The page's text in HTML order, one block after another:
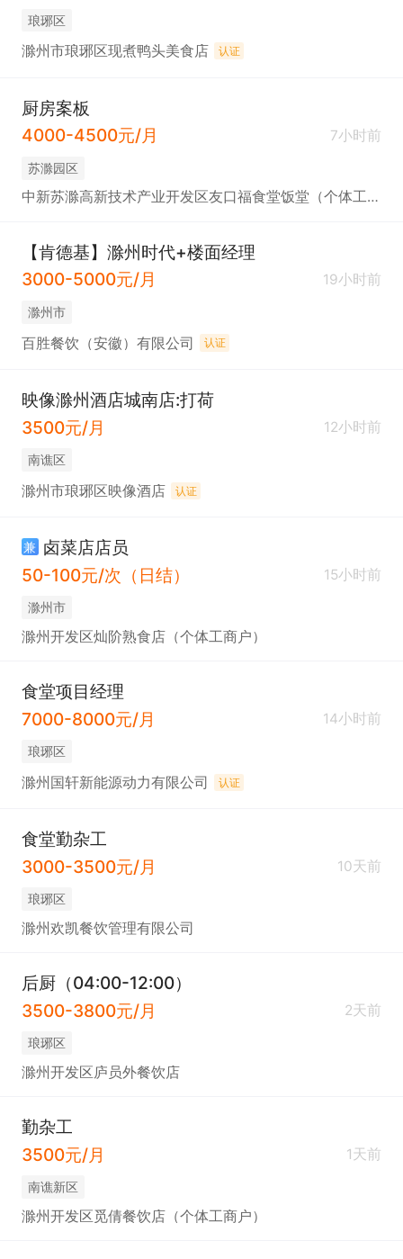
琅琊区
滁州市琅琊区现煮鸭头美食店 认证
厨房案板
4000-4500元/月
7小时前
苏滁园区
中新苏滁高新技术产业开发区友口福食堂饭堂（个体工商户）
【肯德基】滁州时代+楼面经理
3000-5000元/月
19小时前
滁州市
百胜餐饮（安徽）有限公司 认证
映像滁州酒店城南店:打荷
3500元/月
12小时前
南谯区
滁州市琅琊区映像酒店 认证
兼 卤菜店店员
50-100元/次（日结）
15小时前
滁州市
滁州开发区灿阶熟食店（个体工商户）
食堂项目经理
7000-8000元/月
14小时前
琅琊区
滁州国轩新能源动力有限公司 认证
食堂勤杂工
3000-3500元/月
10天前
琅琊区
滁州欢凯餐饮管理有限公司
后厨（04:00-12:00）
3500-3800元/月
2天前
琅琊区
滁州开发区庐员外餐饮店
勤杂工
3500元/月
1天前
南谯新区
滁州开发区觅倩餐饮店（个体工商户）